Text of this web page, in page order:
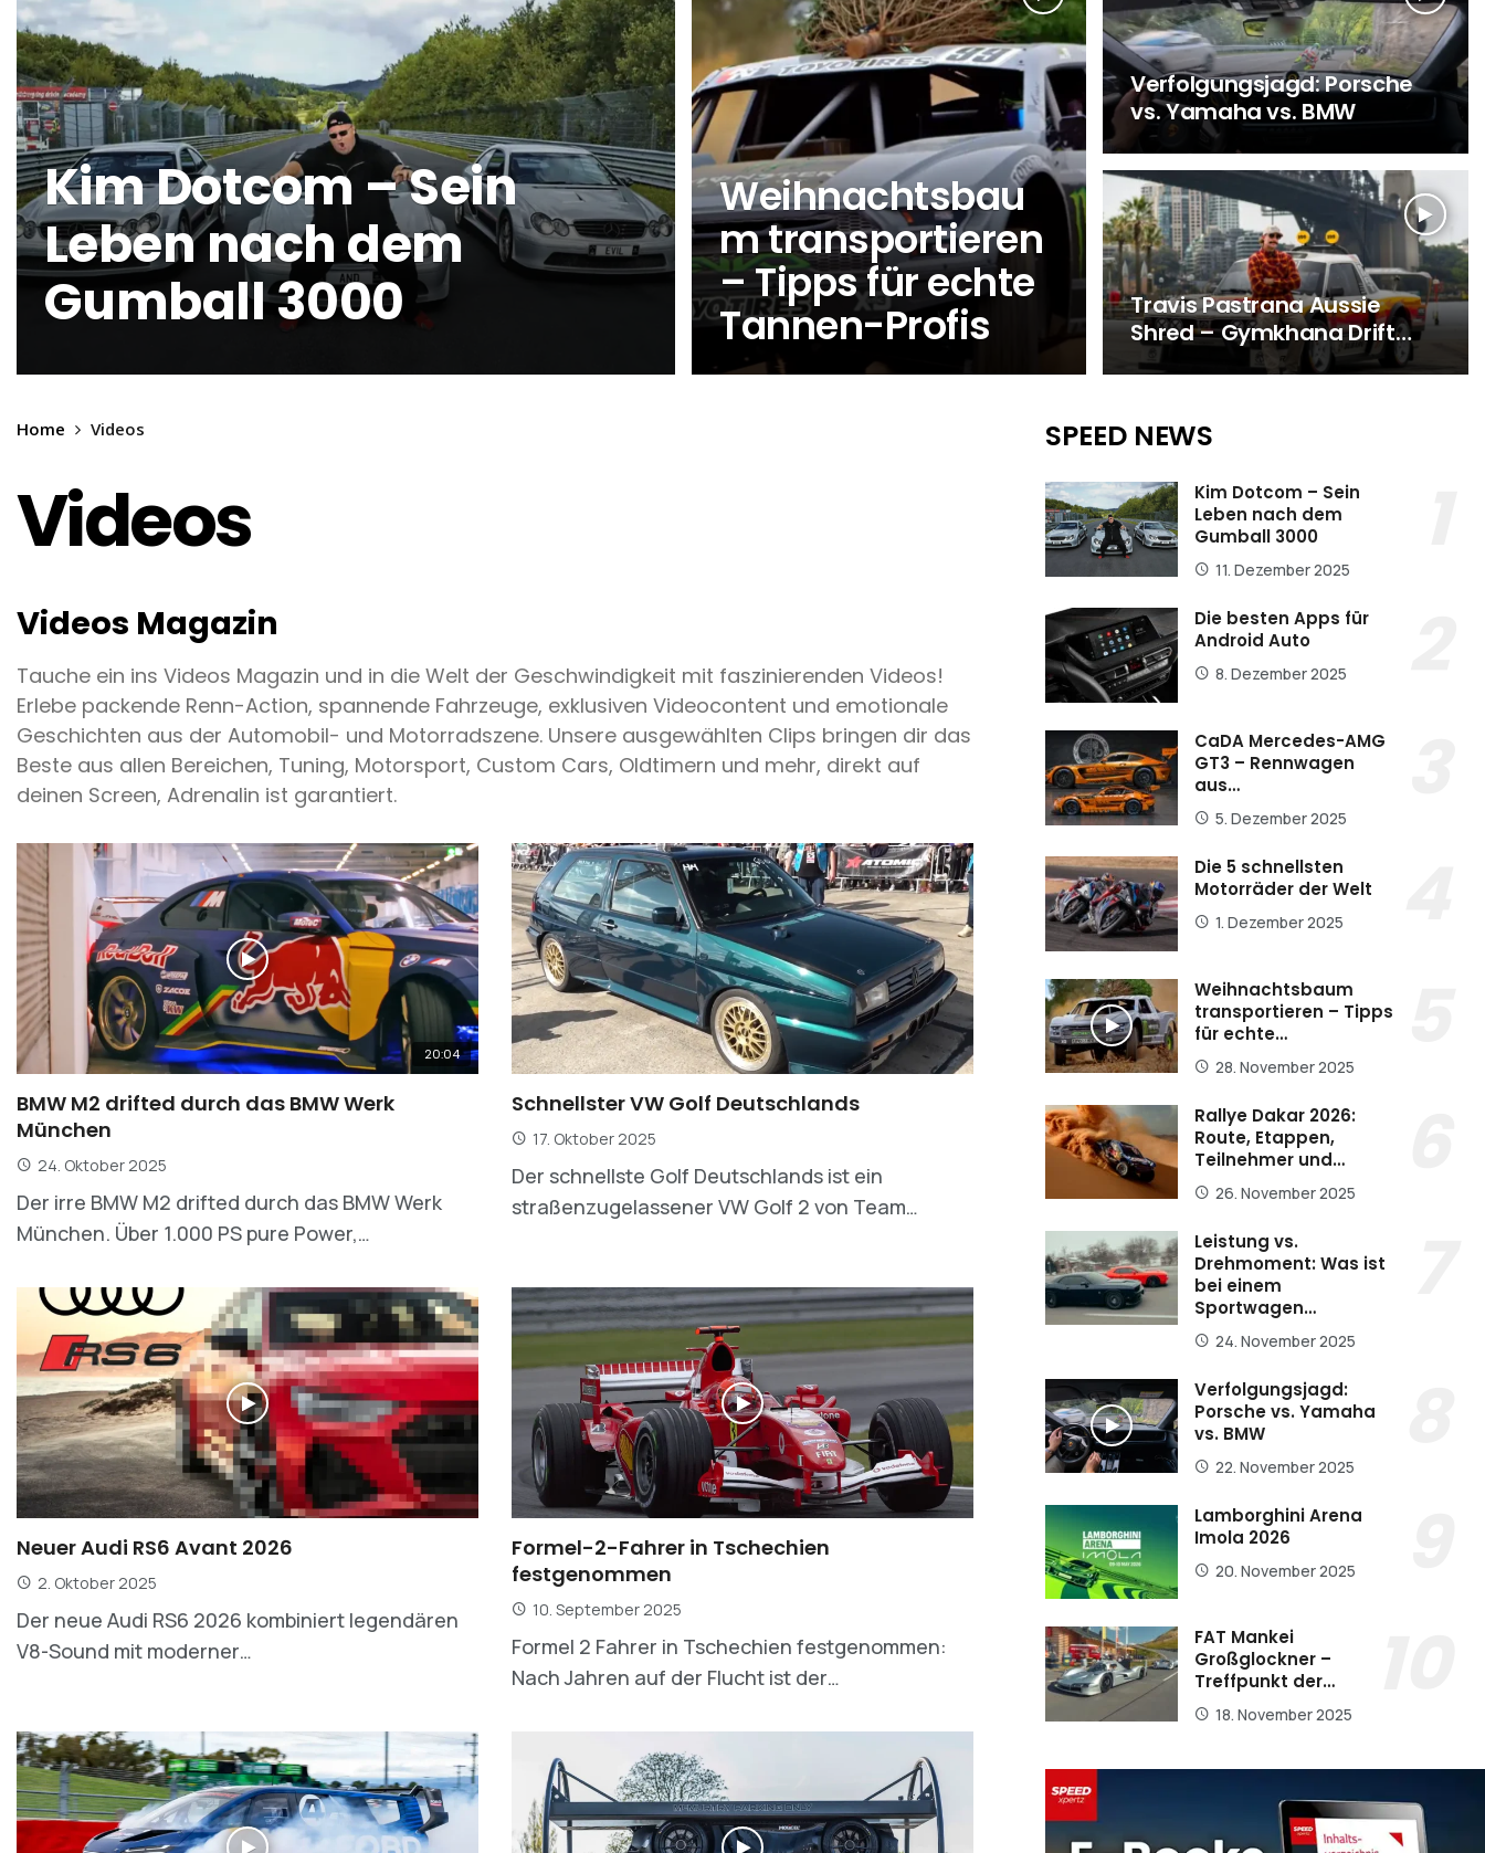
Kim Dotcom – Sein
Leben nach dem
Gumball 3000
Weihnachtsbau
m transportieren
– Tipps für echte
Tannen-Profis
Verfolgungsjagd: Porsche
vs. Yamaha vs. BMW
Travis Pastrana Aussie
Shred – Gymkhana Drift…
Home Videos
Videos
Videos Magazin
Tauche ein ins Videos Magazin und in die Welt der Geschwindigkeit mit faszinierenden Videos!
Erlebe packende Renn-Action, spannende Fahrzeuge, exklusiven Videocontent und emotionale
Geschichten aus der Automobil- und Motorradszene. Unsere ausgewählten Clips bringen dir das
Beste aus allen Bereichen, Tuning, Motorsport, Custom Cars, Oldtimern und mehr, direkt auf
deinen Screen, Adrenalin ist garantiert.
20:04
BMW M2 drifted durch das BMW Werk
München
24. Oktober 2025
Der irre BMW M2 drifted durch das BMW Werk
München. Über 1.000 PS pure Power,…
Schnellster VW Golf Deutschlands
17. Oktober 2025
Der schnellste Golf Deutschlands ist ein
straßenzugelassener VW Golf 2 von Team…
Neuer Audi RS6 Avant 2026
2. Oktober 2025
Der neue Audi RS6 2026 kombiniert legendären
V8-Sound mit moderner…
Formel-2-Fahrer in Tschechien
festgenommen
10. September 2025
Formel 2 Fahrer in Tschechien festgenommen:
Nach Jahren auf der Flucht ist der…
SPEED NEWS
Kim Dotcom – Sein
Leben nach dem
Gumball 3000
11. Dezember 2025
Die besten Apps für
Android Auto
8. Dezember 2025
CaDA Mercedes-AMG
GT3 – Rennwagen
aus…
5. Dezember 2025
Die 5 schnellsten
Motorräder der Welt
1. Dezember 2025
Weihnachtsbaum
transportieren – Tipps
für echte…
28. November 2025
Rallye Dakar 2026:
Route, Etappen,
Teilnehmer und…
26. November 2025
Leistung vs.
Drehmoment: Was ist
bei einem
Sportwagen…
24. November 2025
Verfolgungsjagd:
Porsche vs. Yamaha
vs. BMW
22. November 2025
Lamborghini Arena
Imola 2026
20. November 2025
FAT Mankei
Großglockner –
Treffpunkt der…
18. November 2025